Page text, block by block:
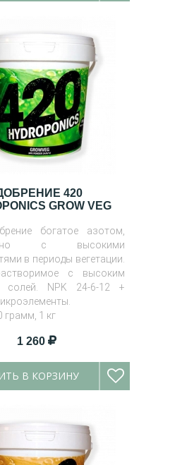
420
GROW VEG
богатое азотом,
с высокими
в периоды вегетации.
с высоким
солей. NPK 24-6-12 +
грамм, 1 кг
1 260
В КОРЗИНУ